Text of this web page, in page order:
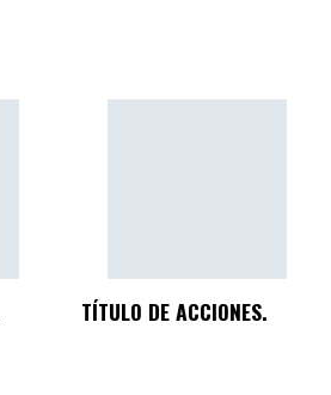
TÍTULO DE ACCIONES.